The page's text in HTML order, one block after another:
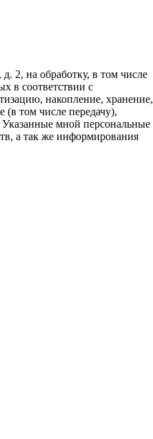
2, на обработку, в том числе
в соответствии с
накопление, хранение,
(в том числе передачу),
мной персональные
а так же информирования